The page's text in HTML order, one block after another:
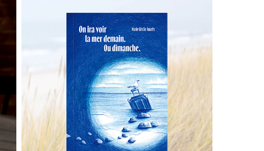
La 21ème Saison
2024
ÉDITION